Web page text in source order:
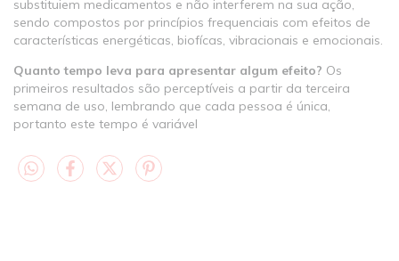
substituiem medicamentos e não interferem na sua ação,
sendo compostos por princípios frequenciais com efeitos de
características energéticas, biofícas, vibracionais e emocionais.
Quanto tempo leva para apresentar algum efeito? Os
primeiros resultados são perceptíveis a partir da terceira
semana de uso, lembrando que cada pessoa é única,
portanto este tempo é variável